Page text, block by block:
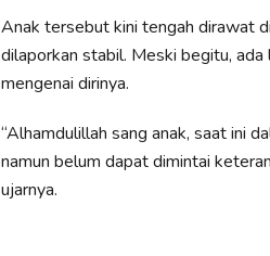
Anak tersebut kini tengah dirawat
dilaporkan stabil. Meski begitu,
mengenai dirinya.
“Alhamdulillah sang anak, saat ini
namun belum dapat dimintai
ujarnya.